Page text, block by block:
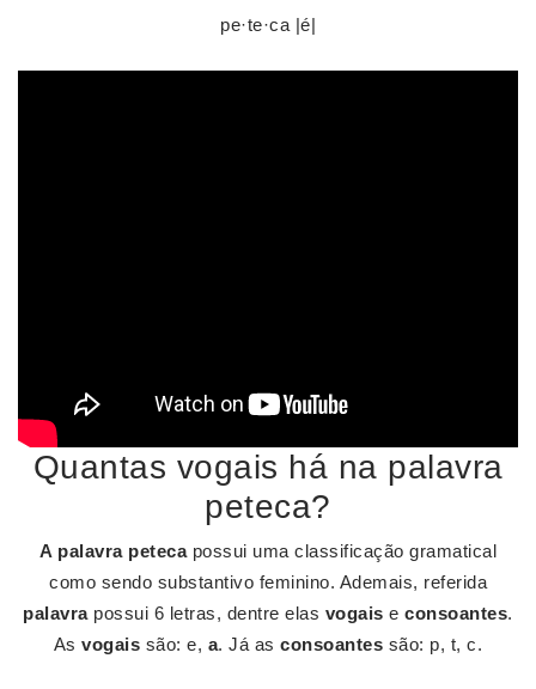
pe·te·ca |é|
Quantas vogais há na palavra
peteca?
A palavra petecapossui uma classificação gramatical
como sendo substantivo feminino. Ademais, referida
palavrapossui 6 letras, dentre elas vogais econsoantes.
Asvogais são: e, a. Já asconsoantes são: p, t, c.